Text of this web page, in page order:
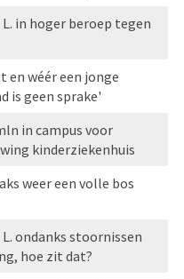
in hoger beroep tegen
en wéér een jonge
is geen sprake'
in campus voor
kinderziekenhuis
weer een volle bos
ondanks stoornissen
hoe zit dat?